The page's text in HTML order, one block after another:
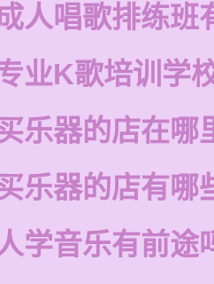
人唱歌排练班
业K歌培训学
乐器的店在哪
乐器的店有哪
学音乐有前途